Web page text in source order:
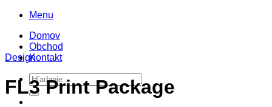
Skip
content
Menu
Domov
Obchod
Kontakt
Hľadať:
Design
FL3 Print Package